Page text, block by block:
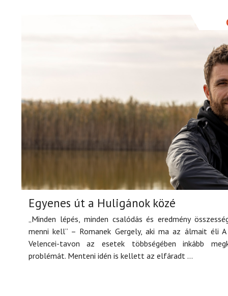
Egyenes út a Huligánok közé
„Minden lépés, minden csalódás és eredmény
menni kell” – Romanek Gergely, aki ma az álmait éli
Velencei-tavon az esetek többségében inkább
problémát. Menteni idén is kellett az elfáradt ...